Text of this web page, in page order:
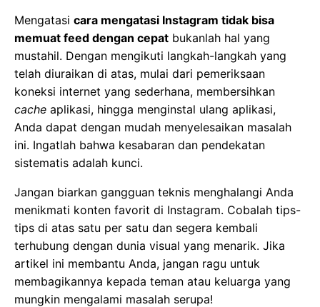
Mengatasi cara mengatasi Instagram tidak bisa
memuat feed dengan cepat bukanlah hal yang
mustahil. Dengan mengikuti langkah-langkah yang
telah diuraikan di atas, mulai dari pemeriksaan
koneksi internet yang sederhana, membersihkan
cache aplikasi, hingga menginstal ulang aplikasi,
Anda dapat dengan mudah menyelesaikan masalah
ini. Ingatlah bahwa kesabaran dan pendekatan
sistematis adalah kunci.
Jangan biarkan gangguan teknis menghalangi Anda
menikmati konten favorit di Instagram. Cobalah tips-
tips di atas satu per satu dan segera kembali
terhubung dengan dunia visual yang menarik. Jika
artikel ini membantu Anda, jangan ragu untuk
membagikannya kepada teman atau keluarga yang
mungkin mengalami masalah serupa!